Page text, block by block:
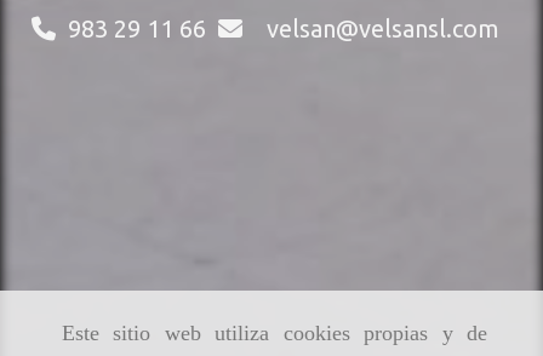
Este sitio web utiliza cookies propias y de
983 29 11 66 velsan velsansl.com